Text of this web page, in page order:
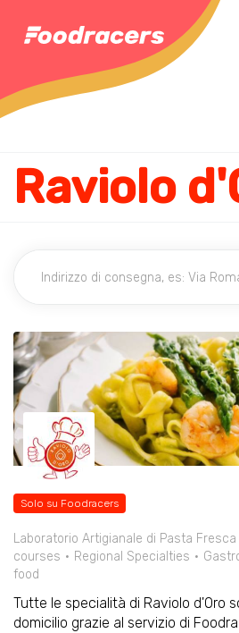
Raviolo
Solo su Foodracers
Laboratorio Artigianale di Pasta Fresca
courses
Regional Specialties
food
Tutte le specialità di Raviolo d'Oro
domicilio grazie al servizio di